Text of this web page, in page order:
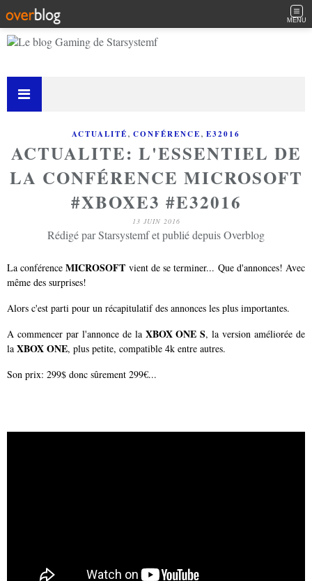
MENU
ACTUALITÉ, CONFÉRENCE, E32016
ACTUALITE: L'ESSENTIEL DE
LA CONFÉRENCE MICROSOFT
#XBOXE3 #E32016
13 JUIN 2016
Rédigé par Starsystemf et publié depuis Overblog
La conférenceMICROSOFT vient de se terminer... Que d'annonces! Avec
même des surprises!
Alors c'est parti pour un récapitulatif des annonces les plus importantes.
A commencer par l'annonce de la XBOX ONE S, la version améliorée de
la XBOX ONE, plus petite, compatible 4k entre autres.
Son prix: 299$ donc sûrement 299€...